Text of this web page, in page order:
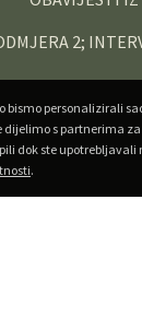
2;
personalizirali
s partnerima
dok ste
.